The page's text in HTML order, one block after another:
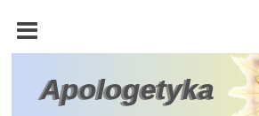
Apologetyka
KOŚCIÓŁ
KATOLICKI
TRÓJCA
ŚWIĘTA